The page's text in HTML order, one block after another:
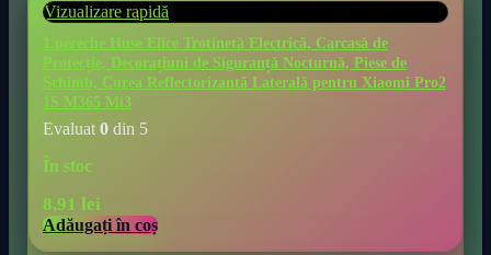
Vizualizare rapidă
1 pereche Huse Elice Trotinetă Electrică, Carcasă de
Protecție, Decorațiuni de Siguranță Nocturnă, Piese de
Schimb, Curea Reflectorizantă Laterală pentru Xiaomi Pro2
1S M365 Mi3
Evaluat 0 din 5
În stoc
8,91 lei
Adăugați în coș